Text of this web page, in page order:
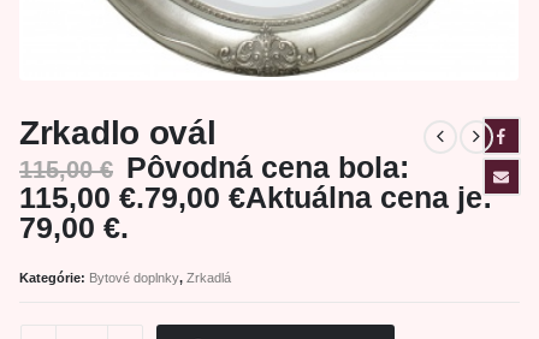
Zrkadlo ovál
115,00€ Pôvodná cena bola:
115,00 €.79,00 €Aktuálna cena je:
79,00 €.
Kategórie: Bytové doplnky, Zrkadlá